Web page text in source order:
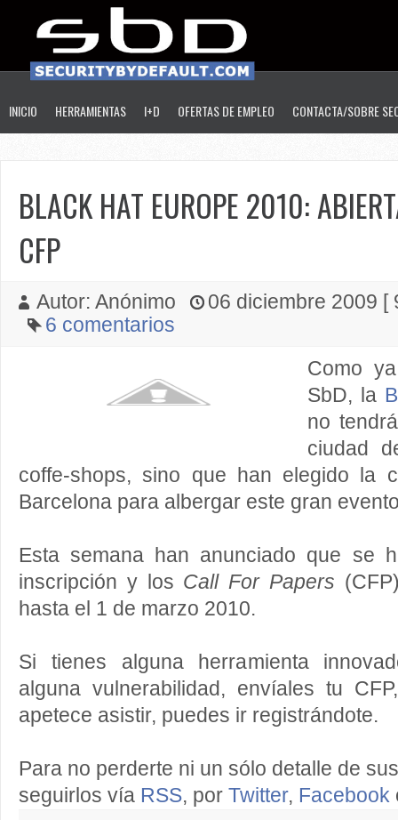
INICIO HERRAMIENTAS I+D OFERTAS DE EMPLEO CONTACTA/SOBRE
BLACK HAT EUROPE 2010:
CFP
Autor: Anónimo
06 diciembre 2009 [
6 comentarios
Como
SbD, la
no
ciudad
coffe-shops, sino que han elegido la
Barcelona para albergar este gran
Esta semana han anunciado que se
inscripción y los Call For Papers
hasta el 1 de marzo 2010.
Si tienes alguna herramienta
alguna vulnerabilidad, envíales tu
apetece asistir, puedes ir registrándote.
Para no perderte ni un sólo detalle de
seguirlos vía RSS, por Twitter, Facebook